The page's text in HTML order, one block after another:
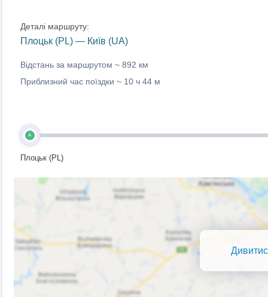
Деталі маршруту:
Плоцьк (PL) — Київ (UA)
Відстань за маршрутом ~ 892 км
Приблизний час поїздки ~ 10 ч 44 м
A
Плоцьк (PL)